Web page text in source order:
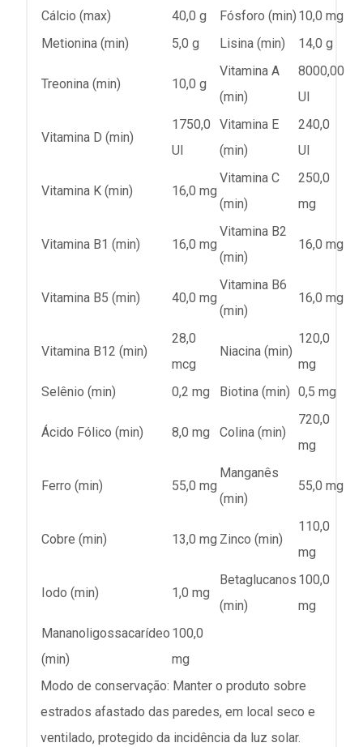
Cálcio (max)
40,0 g Fósforo (min) 10,0 mg
Metionina (min)
5,0 g Lisina (min) 14,0 g
Treonina (min) 10,0 g
Vitamina A
(min)
8000,00
UI
Vitamina D (min)
1750,0
UI
Vitamina E
(min)
240,0
UI
Vitamina K (min) 16,0 mg
Vitamina C
(min)
250,0
mg
Vitamina B1 (min) 16,0 mg
Vitamina B2
(min)
16,0 mg
Vitamina B5 (min) 40,0 mg
Vitamina B6
(min)
16,0 mg
Vitamina B12 (min)
28,0
mcg
Niacina (min)
120,0
mg
Selênio (min)
0,2 mg Biotina (min) 0,5 mg
Ácido Fólico (min) 8,0 mg Colina (min)
720,0
mg
Ferro (min) 55,0 mg
Manganês
(min)
55,0 mg
Cobre (min) 13,0 mg Zinco (min)
110,0
mg
Iodo (min) 1,0 mg
Betaglucanos
(min)
100,0
mg
Mananoligossacarídeo
(min)
100,0
mg
Modo de conservação: Manter o produto sobre
estrados afastado das paredes, em local seco e
ventilado, protegido da incidência da luz solar.